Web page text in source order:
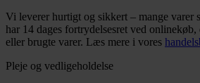
Vi leverer hurtigt og sikkert – mange varer
har 14 dages fortrydelsesret ved
eller brugte varer. Læs mere i vores
Pleje og vedligeholdelse